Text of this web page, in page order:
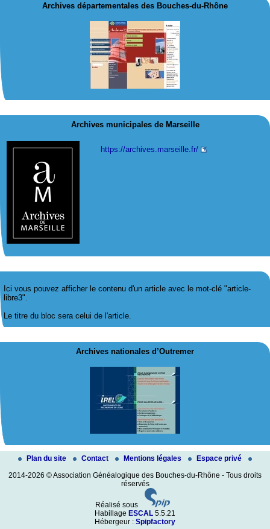
Archives départementales des Bouches-du-Rhône
Archives municipales de Marseille
https://archives.marseille.fr/
Ici vous pouvez afficher le contenu d'un article avec le mot-clé "article-
libre3".
Le titre du bloc sera celui de l'article.
Archives nationales d’Outremer
Plan du site Contact Mentions légales
Espace privé
2014-2026 © Association Généalogique des Bouches-du-Rhône - Tous droits
réservés
Réalisé sous
Habillage ESCAL 5.5.21
Hébergeur : Spipfactory